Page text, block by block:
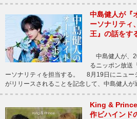
中島健人が『
ーソナリティ
王』の話をす
中島健人が、
るニッポン放送
ーソナリティを担当する。 8月19日にニュー
がリリースされることを記念して、中島健人が
King &
作ビハインド